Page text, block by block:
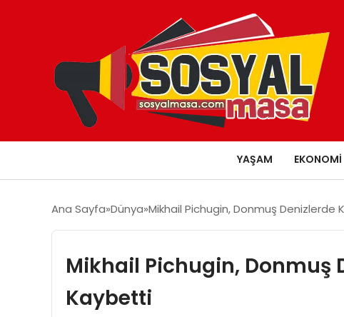
YAŞAM EKONOMI
Ana Sayfa Dünya Mikhail Pichugin, Donmuş Denizlerde
Mikhail Pichugin, Donmuş
Kaybetti